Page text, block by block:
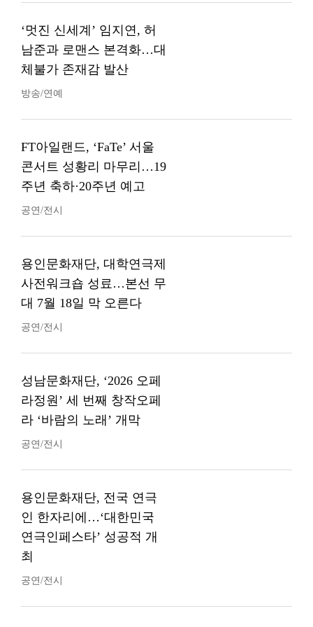
‘멋진 신세계’ 임지연, 허
남준과 로맨스 본격화…대
체불가 존재감 발산
방송/연예
FT아일랜드, ‘FaTe’ 서울
콘서트 성황리 마무리…19
주년 축하·20주년 예고
공연/전시
용인문화재단, 대학연극제
사전워크숍 성료…본선 무
대 7월 18일 막 오른다
공연/전시
성남문화재단, ‘2026 오페
라정원’ 세 번째 창작오페
라 ‘바람의 노래’ 개막
공연/전시
용인문화재단, 전국 연극
인 한자리에…‘대한민국
연극인페스타’ 성공적 개
최
공연/전시